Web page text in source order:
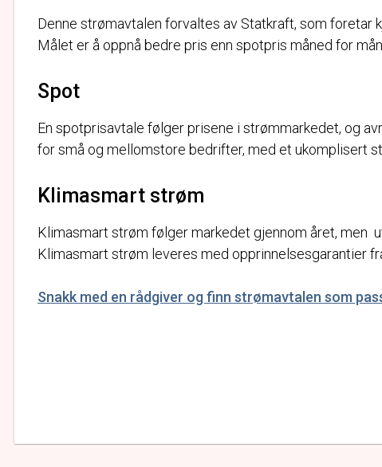
Denne strømavtalen forvaltes av Statkraft, som foretar
Målet er å oppnå bedre pris enn spotpris måned for
Spot
En spotprisavtale følger prisene i strømmarkedet, og
for små og mellomstore bedrifter, med et ukomplisert
Klimasmart strøm
Klimasmart strøm følger markedet gjennom året, men
Klimasmart strøm leveres med opprinnelsesgarantier
Snakk med en rådgiver og finn strømavtalen som